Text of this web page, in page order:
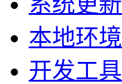
本地环境
开发工具